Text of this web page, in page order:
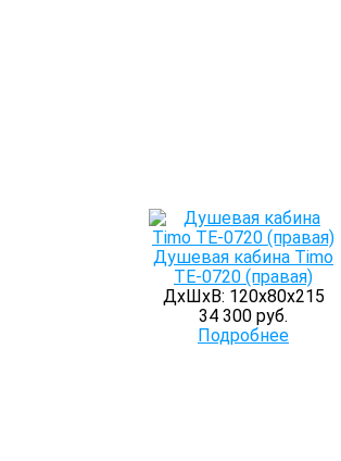
Душевая кабина Timo
TE-0720 (правая)
ДхШхВ: 120х80х215
34 300 руб.
Подробнее